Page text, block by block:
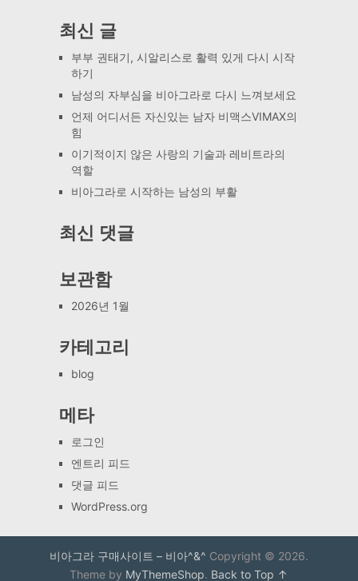
최신 글
부부 권태기, 시알리스로 활력 있게 다시 시작
하기
남성의 자부심을 비아그라로 다시 느껴보세요
언제 어디서든 자신있는 남자 비맥스VIMAX의
힘
이기적이지 않은 사랑의 기술과 레비트라의
역할
비아그라로 시작하는 남성의 부활
최신 댓글
보관함
2026년 1월
카테고리
blog
메타
로그인
엔트리 피드
댓글 피드
WordPress.org
비아그라 구매사이트 – 비아^&^ Copyright © 2026.
Theme by MyThemeShop. Back to Top ↑